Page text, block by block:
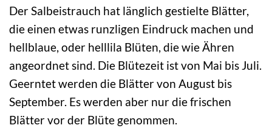
Der Salbeistrauch hat länglich gestielte Blätter,
die einen etwas runzligen Eindruck machen und
hellblaue, oder helllila Blüten, die wie Ähren
angeordnet sind. Die Blütezeit ist von Mai bis Juli.
Geerntet werden die Blätter von August bis
September. Es werden aber nur die frischen
Blätter vor der Blüte genommen.